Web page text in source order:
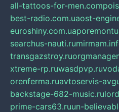
all-tattoos-for-men.com
best-radio.com.uaost-
euroshiny.com.ua
searchus-nauti.ru
transgazstroy.ru
xtreme-rp.ruwasdpvp.ru
orenferma.ruavtoservis-
backstage-682-music.ru
prime-cars63.ruun-